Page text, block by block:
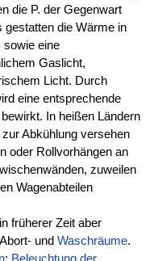
die P. der Gegenwart
gestatten die Wärme in
sowie eine
Gaslicht,
Licht. Durch
eine entsprechende
In heißen Ländern
Abkühlung versehen
oder Rollvorhängen an
zuweilen
Wagenabteilen
früherer Zeit aber
und Waschräume.